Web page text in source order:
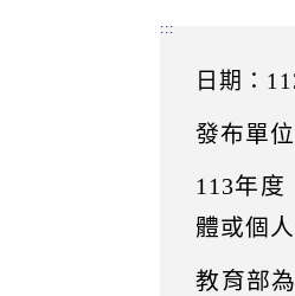
日期：
:::
發布單
113年度
體或個
教育部